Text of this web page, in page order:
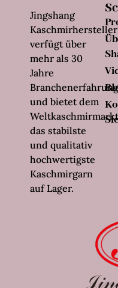
Jingshang
Kaschmirhersteller
verfügt über
mehr als 30
Jahre
Branchenerfahrung
und bietet dem
Weltkaschmirmarkt
das stabilste
und qualitativ
hochwertigste
Kaschmirgarn
auf Lager.